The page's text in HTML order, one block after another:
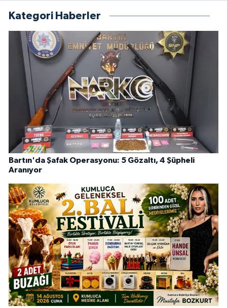
Kategori Haberler
Bartın'da Şafak Operasyonu: 5 Gözaltı, 4 Şüpheli
Aranıyor